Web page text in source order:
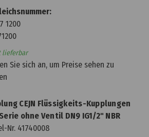
1200
lieferbar
Sie sich an, um Preise sehen zu
CEJN Flüssigkeits-Kupplungen
ohne Ventil DN9 IG1/2" NBR
Nr. 41740008